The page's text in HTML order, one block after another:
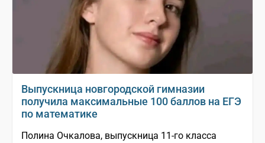
Выпускница новгородской гимназии
получила максимальные 100 баллов на ЕГЭ
по математике
Полина Очкалова, выпускница 11-го класса